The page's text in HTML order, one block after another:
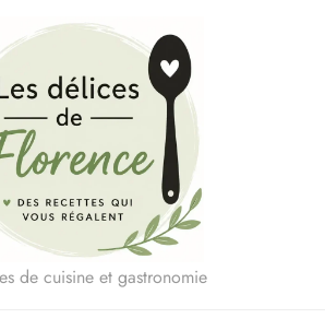
de cuisine et gastronomie